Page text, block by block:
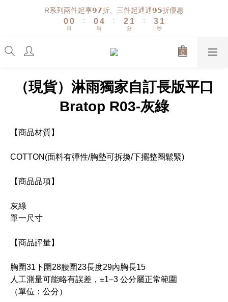
R系列兩件起享𝟵𝟳折、三件起通通𝟵𝟱折優惠
1
0
1
0
日
:
1
0
5
4
3
時
:
3
2
1
2
1
0
分
:
4
3
2
1
0
秒
（現貨）淋雨獨家自訂長版平口
Bratop R03-灰綠
【商品材質】
COTTON(面料有彈性/胸墊可拆換/下擺整圈鬆緊)
【商品品項】
灰綠
單一尺寸
【商品評量】
胸圍31下圍28腰圍23長度29內胸長15
人工測量可能略有誤差，±1–3 公分屬正常範圍
（單位：公分）